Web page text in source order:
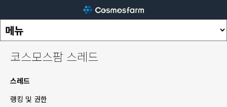
코스모스팜 스레드
스레드
랭킹 및 권한